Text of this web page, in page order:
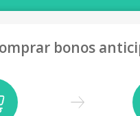
bonos